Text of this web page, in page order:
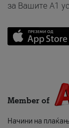
за Вашите A1
Member of
Начини на